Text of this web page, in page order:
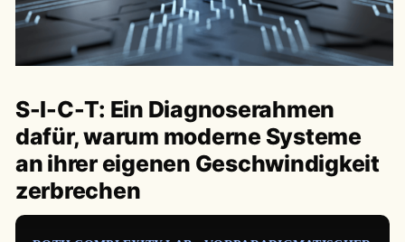
S-I-C-T: Ein Diagnoserahmen
dafür, warum moderne Systeme
an ihrer eigenen Geschwindigkeit
zerbrechen